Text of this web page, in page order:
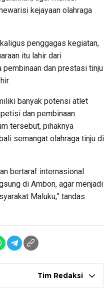
kejayaan olahraga
penggagas kegiatan,
itu lahir dari
pembinaan dan prestasi tinju
banyak potensi atlet
dan pembinaan
tersebut, pihaknya
semangat olahraga tinju di
bertaraf internasional
di Ambon, agar menjadi
Maluku,” tandas
Tim Redaksi